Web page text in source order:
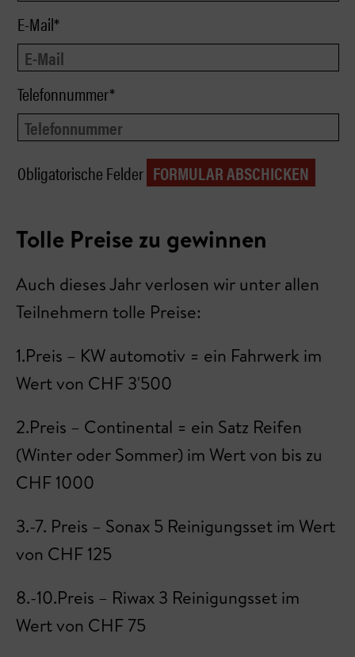
E-Mail*
Telefonnummer*
Obligatorische Felder
Tolle Preise zu gewinnen
Auch dieses Jahr verlosen wir unter allen
Teilnehmern tolle Preise:
1.Preis – KW automotiv = ein Fahrwerk im
Wert von CHF 3'500
2.Preis – Continental = ein Satz Reifen
(Winter oder Sommer) im Wert von bis zu
CHF 1000
3.-7. Preis – Sonax 5 Reinigungsset im Wert
von CHF 125
8.-10.Preis – Riwax 3 Reinigungsset im
Wert von CHF 75